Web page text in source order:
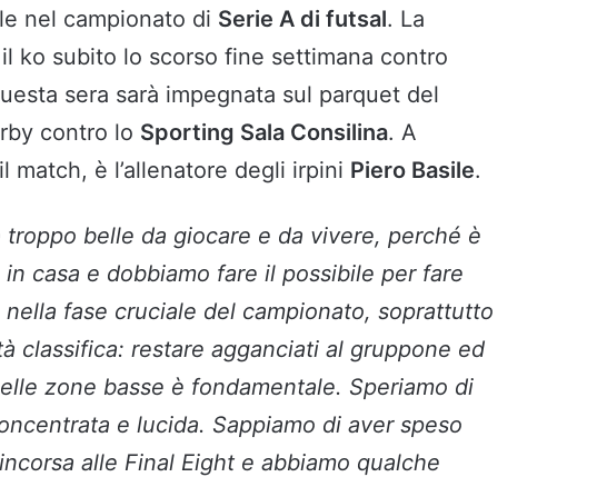
nel campionato di Serie A di futsal. La
ko subito lo scorso fine settimana contro
sera sarà impegnata sul parquet del
contro lo Sporting Sala Consilina. A
match, è l’allenatore degli irpini Piero Basile.
troppo belle da giocare e da vivere, perché è
casa e dobbiamo fare il possibile per fare
fase cruciale del campionato, soprattutto
classifica: restare agganciati al gruppone ed
zone basse è fondamentale. Speriamo di
e lucida. Sappiamo di aver speso
alle Final Eight e abbiamo qualche